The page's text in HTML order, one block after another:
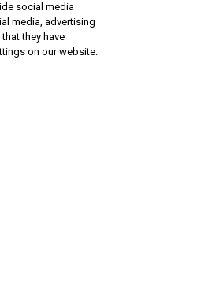
Yohji Yamamoto by RIEFE
Yohji Yamamoto MAISON
L’odeur Yohji Yamamoto
social media
media, advertising
they have
on our website.